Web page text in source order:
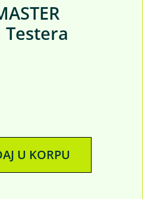
U KORPU